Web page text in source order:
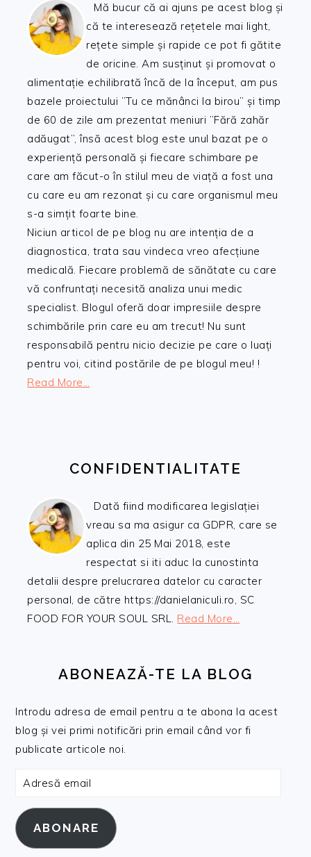
Mă bucur că ai ajuns pe acest blog și
că te interesează rețetele mai light,
rețete simple și rapide ce pot fi gătite
de oricine. Am susținut și promovat o
alimentație echilibrată încă de la început, am pus
bazele proiectului ”Tu ce mănânci la birou” și timp
de 60 de zile am prezentat meniuri ”Fără zahăr
adăugat”, însă acest blog este unul bazat pe o
experiență personală și fiecare schimbare pe
care am făcut-o în stilul meu de viață a fost una
cu care eu am rezonat și cu care organismul meu
s-a simțit foarte bine.
Niciun articol de pe blog nu are intenția de a
diagnostica, trata sau vindeca vreo afecțiune
medicală. Fiecare problemă de sănătate cu care
vă confruntați necesită analiza unui medic
specialist. Blogul oferă doar impresiile despre
schimbările prin care eu am trecut! Nu sunt
responsabilă pentru nicio decizie pe care o luați
pentru voi, citind postările de pe blogul meu! !
Read More…
CONFIDENTIALITATE
Dată fiind modificarea legislației
vreau sa ma asigur ca GDPR, care se
aplica din 25 Mai 2018, este
respectat si iti aduc la cunostinta
detalii despre prelucrarea datelor cu caracter
personal, de către https://danielaniculi.ro, SC
FOOD FOR YOUR SOUL SRL. Read More…
ABONEAZĂ-TE LA BLOG
Introdu adresa de email pentru a te abona la acest
blog și vei primi notificări prin email când vor fi
publicate articole noi.
Adresă
ABONARE